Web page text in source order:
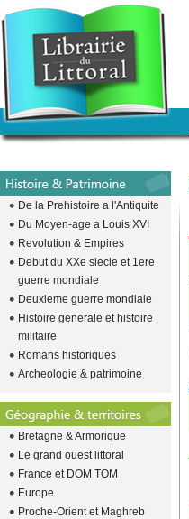
De la Prehistoire a l'Antiquite
Du Moyen-age a Louis XVI
Revolution & Empires
Debut du XXe siecle et 1ere
guerre mondiale
Deuxieme guerre mondiale
Histoire generale et histoire
militaire
Romans historiques
Archeologie & patrimoine
Bretagne & Armorique
Le grand ouest littoral
France et DOM TOM
Europe
Proche-Orient et Maghreb